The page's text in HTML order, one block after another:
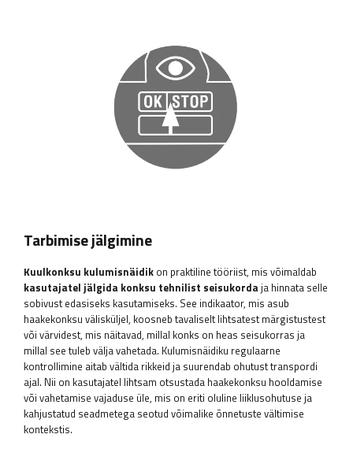
Tarbimise jälgimine
Kuulkonksu kulumisnäidik on praktiline tööriist, mis võimaldab
kasutajatel jälgida konksu tehnilist seisukorda ja hinnata selle
sobivust edasiseks kasutamiseks. See indikaator, mis asub
haakekonksu välisküljel, koosneb tavaliselt lihtsatest märgistustest
või värvidest, mis näitavad, millal konks on heas seisukorras ja
millal see tuleb välja vahetada. Kulumisnäidiku regulaarne
kontrollimine aitab vältida rikkeid ja suurendab ohutust transpordi
ajal. Nii on kasutajatel lihtsam otsustada haakekonksu hooldamise
või vahetamise vajaduse üle, mis on eriti oluline liiklusohutuse ja
kahjustatud seadmetega seotud võimalike õnnetuste vältimise
kontekstis.